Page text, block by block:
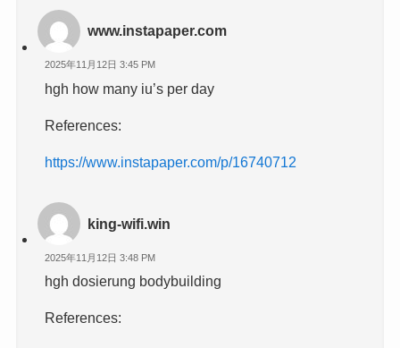
www.instapaper.com
2025年11月12日 3:45 PM
hgh how many iu’s per day
References:
https://www.instapaper.com/p/16740712
king-wifi.win
2025年11月12日 3:48 PM
hgh dosierung bodybuilding
References: